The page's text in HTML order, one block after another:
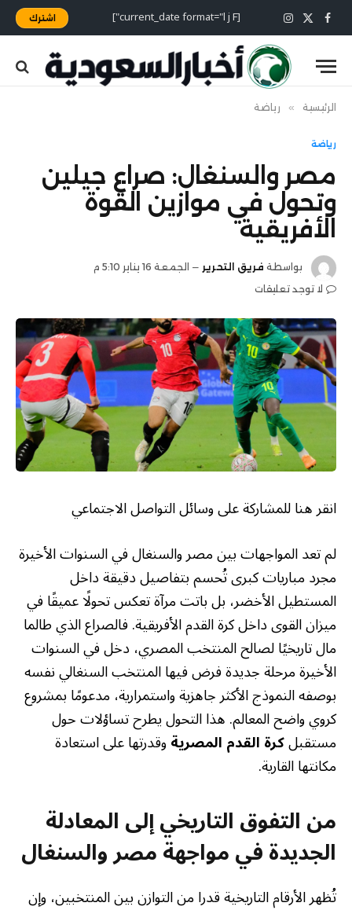
فيسبوك
X
(Twitter)
الانستغرام [current_date format="l j F"] اشترك
الرئيسية » رياضة
رياضة
مصر والسنغال: صراع جيلين
وتحول في موازين القوة
الأفريقية
بواسطة فريق التحرير
الجمعة 16 يناير 5:10 م
لا توجد تعليقات
انقر هنا للمشاركة على وسائل التواصل الاجتماعي
لم تعد المواجهات بين مصر والسنغال في السنوات الأخيرة
مجرد مباريات كبرى تُحسم بتفاصيل دقيقة داخل
المستطيل الأخضر، بل باتت مرآة تعكس تحولًا عميقًا في
ميزان القوى داخل كرة القدم الأفريقية. فالصراع الذي طالما
مال تاريخيًا لصالح المنتخب المصري، دخل في السنوات
الأخيرة مرحلة جديدة فرض فيها المنتخب السنغالي نفسه
بوصفه النموذج الأكثر جاهزية واستمرارية، مدعومًا بمشروع
كروي واضح المعالم. هذا التحول يطرح تساؤلات حول
مستقبلكرة القدم المصريةوقدرتها على استعادة
مكانتها القارية.
من التفوق التاريخي إلى المعادلة
الجديدة في مواجهة مصر والسنغال
تُظهر الأرقام التاريخية قدرا من التوازن بين المنتخبين، وإن